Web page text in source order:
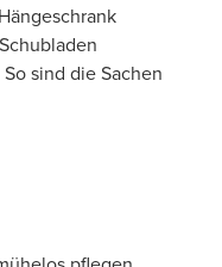
sind die Sachen